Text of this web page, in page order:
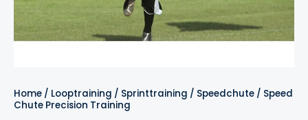
Home / Looptraining / Sprinttraining / Speedchute / Speed
Chute Precision Training